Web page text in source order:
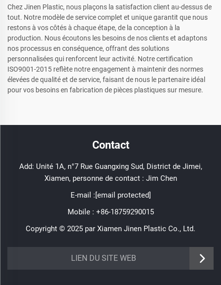
Chez Jinen Plastic, nous plaçons la satisfaction client au-dessus de
tout. Notre modèle de service complet et unique garantit que nous
restons à vos côtés à chaque étape, de la conception à la
production. Nous écoutons les besoins de nos clients et adaptons
nos processus en conséquence, offrant des solutions
personnalisées qui renforcent leur activité. Notre certification
ISO9001-2015 reflète notre engagement à maintenir des normes
élevées de qualité et de service, faisant de nous le partenaire idéal
pour vos besoins en fabrication de pièces plastiques sur mesure.
Contact
Add: Unité 1A, n°7 Rue Guangxing Sud, District de Jimei,
Xiamen, personne de contact : Jim Chen
E-mail :[email protected]
Mobile : +86-18759290015
Copyright © 2025 par Xiamen Jinen Plastic Co., Ltd.
LIEN DU SITE WEB
https://www.jinenplastic.com/service